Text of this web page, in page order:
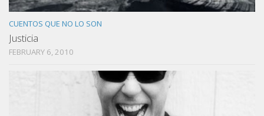
CUENTOS QUE NO LO SON
Justicia
FEBRUARY 6, 2010